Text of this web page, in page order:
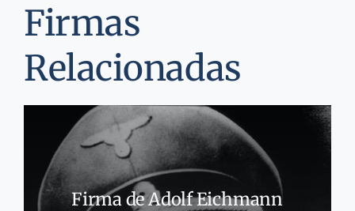
Firmas
Relacionadas
Firma de Adolf Eichmann